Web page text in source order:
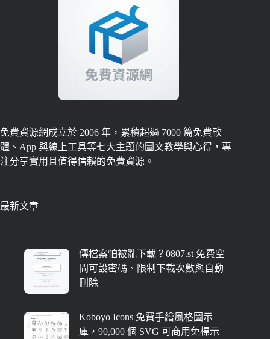
免費資源網成立於 2006 年，累積超過 7000 篇免費軟
體、App 與線上工具等七大主題的圖文教學與心得，專
注分享實用且值得信賴的免費資源。
最新文章
傳檔案怕被亂下載？0807.st 免費空
間可設密碼、限制下載次數與自動
刪除
Koboyo Icons 免費手繪風格圖示
庫，90,000 個 SVG 可商用免標示